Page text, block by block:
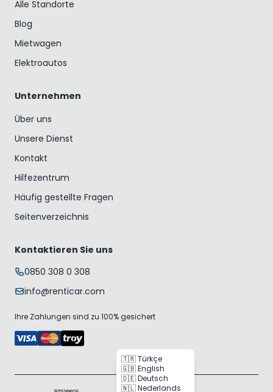
Alle Standorte
Blog
Mietwagen
Elektroautos
Unternehmen
Über uns
Unsere Dienst
Kontakt
Hilfezentrum
Häufig gestellte Fragen
Seitenverzeichnis
Kontaktieren Sie uns
0850 308 0 308
info@renticar.com
Ihre Zahlungen sind zu 100% gesichert
🇹🇷 Türkçe
🇬🇧 English
🇩🇪 Deutsch
🇳🇱 Nederlands